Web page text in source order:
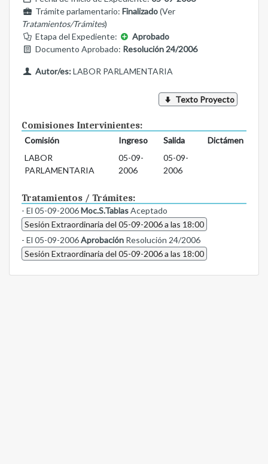
Trámite parlamentario: Finalizado(Ver
Tratamientos/Trámites)
Etapa del Expediente:
Aprobado
Documento Aprobado: Resolución 24/2006
Autor/es:LABOR PARLAMENTARIA
Texto Proyecto
Comisiones Intervinientes:
Comisión Ingreso Salida
Dictámen
LABOR
PARLAMENTARIA
05-09-
2006
05-09-
2006
Tratamientos / Trámites:
- El 05-09-2006Moc.S.TablasAceptado
Sesión Extraordinaria del 05-09-2006 a las 18:00
- El 05-09-2006Aprobación Resolución 24/2006
Sesión Extraordinaria del 05-09-2006 a las 18:00